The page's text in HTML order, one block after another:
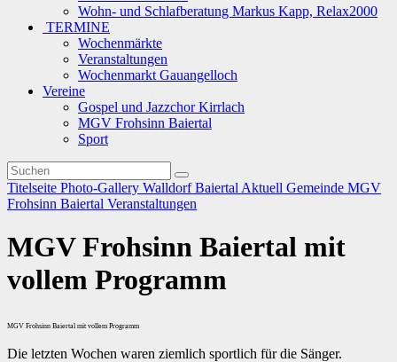
Wohn- und Schlafberatung Markus Kapp, Relax2000
TERMINE
Wochenmärkte
Veranstaltungen
Wochenmarkt Gauangelloch
Vereine
Gospel und Jazzchor Kirrlach
MGV Frohsinn Baiertal
Sport
Titelseite Photo-Gallery WalldorfBaiertal Aktuell Gemeinde MGV
Frohsinn Baiertal Veranstaltungen
MGV Frohsinn Baiertal mit
vollem Programm
MGV Frohsinn Baiertal mit vollem Programm
Die letzten Wochen waren ziemlich sportlich für die Sänger.